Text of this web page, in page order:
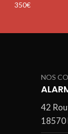
350€
NOS
42
18570